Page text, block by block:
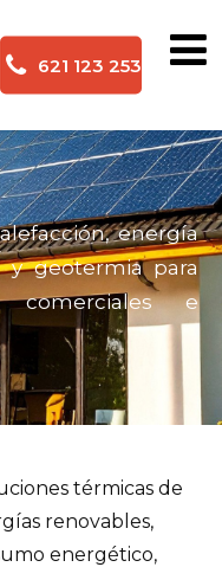
621 123 253
energía
y geotermia para
comerciales e
térmicas de
renovables,
energético,